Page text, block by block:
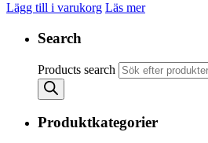
Lägg till i varukorg Läs mer
Search
Products search
Produktkategorier